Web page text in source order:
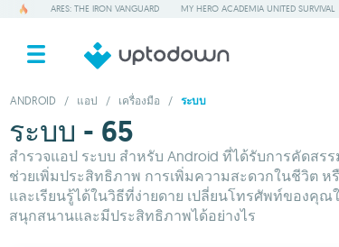
ARES: THE IRON VANGUARD MY HERO ACADEMIA UNITED SURVIVAL
ANDROID / แอป / เครื่องมือ / ระบบ
ระบบ - 65
สำรวจแอป ระบบ สำหรับ Android ที่ได้รับการคัดส
ช่วยเพิ่มประสิทธิภาพ การเพิ่มความสะดวกในชีวิต
และเรียนรู้ได้ในวิธีที่ง่ายดาย เปลี่ยนโทรศัพท์ของคุ
สนุกสนานและมีประสิทธิภาพได้อย่างไร